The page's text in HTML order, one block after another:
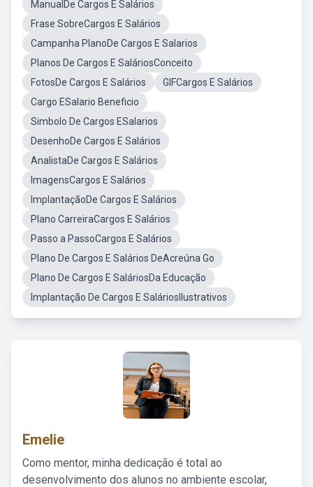
ManualDe Cargos E Salários
Frase SobreCargos E Salários
Campanha PlanoDe Cargos E Salarios
Planos De Cargos E SaláriosConceito
FotosDe Cargos E Salários
GIFCargos E Salários
Cargo ESalario Beneficio
Simbolo De Cargos ESalarios
DesenhoDe Cargos E Salários
AnalistaDe Cargos E Salários
ImagensCargos E Salários
ImplantaçãoDe Cargos E Salários
Plano CarreiraCargos E Salários
Passo a PassoCargos E Salários
Plano De Cargos E Salários DeAcreúna Go
Plano De Cargos E SaláriosDa Educação
Implantação De Cargos E SaláriosIlustrativos
Emelie
Como mentor, minha dedicação é total ao
desenvolvimento dos alunos no ambiente escolar,